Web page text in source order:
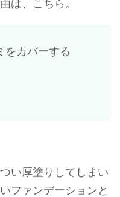
は、こちら。
をカバーする
い厚塗りしてしまい
ファンデーションと